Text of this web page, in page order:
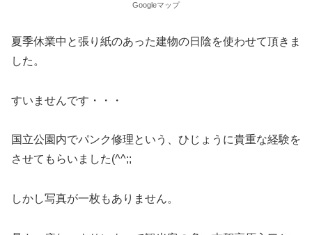
Googleマップ
夏季休業中と張り紙のあった建物の日陰を使わせて頂きま
した。
すいませんです・・・
国立公園内でパンク修理という、ひじょうに貴重な経験を
させてもらいました(^^;;
しかし写真が一枚もありません。